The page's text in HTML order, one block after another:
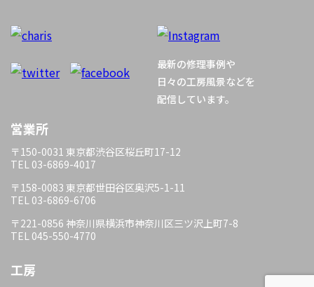
ー
シ
ョ
ン
最新の修理事例や
日々の工房風景などを
配信しています。
営業所
〒150-0031 東京都渋谷区桜丘町17-12
TEL 03-6869-4017
〒158-0083 東京都世田谷区奥沢5-1-11
TEL 03-6869-6706
〒221-0856 神奈川県横浜市神奈川区三ツ沢上町7-8
TEL 045-550-4770
工房